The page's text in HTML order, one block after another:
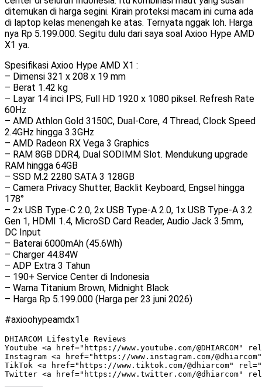
ditemukan di harga segini. Kirain proteksi macam ini cuma ada
di laptop kelas menengah ke atas. Ternyata nggak loh. Harga
nya Rp 5.199.000. Segitu dulu dari saya soal Axioo Hype AMD
X1 ya.
Spesifikasi Axioo Hype AMD X1 :
– Dimensi 321 x 208 x 19 mm
– Berat 1.42 kg
– Layar 14 inci IPS, Full HD 1920 x 1080 piksel. Refresh Rate
60Hz
– AMD Athlon Gold 3150C, Dual-Core, 4 Thread, Clock Speed
2.4GHz hingga 3.3GHz
– AMD Radeon RX Vega 3 Graphics
– RAM 8GB DDR4, Dual SODIMM Slot. Mendukung upgrade
RAM hingga 64GB
– SSD M.2 2280 SATA 3 128GB
– Camera Privacy Shutter, Backlit Keyboard, Engsel hingga
178°
– 2x USB Type-C 2.0, 2x USB Type-A 2.0, 1x USB Type-A 3.2
Gen 1, HDMI 1.4, MicroSD Card Reader, Audio Jack 3.5mm,
DC Input
– Baterai 6000mAh (45.6Wh)
– Charger 44.84W
– ADP Extra 3 Tahun
– 190+ Service Center di Indonesia
– Warna Titanium Brown, Midnight Black
– Harga Rp 5.199.000 (Harga per 23 juni 2026)
#axioohypeamdx1
DHIARCOM Lifestyle Reviews
Youtube <a href="https://www.youtube.com/@DHIARCOM"
Instagram <a href="https://www.instagram.com/
TikTok <a href="https://www.tiktok.com/@dhiarcom"